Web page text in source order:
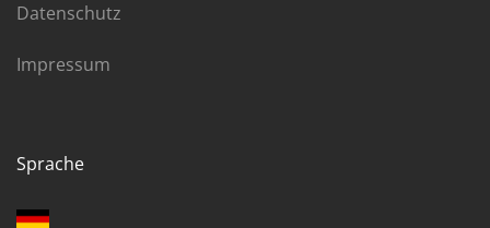
Datenschutz
Impressum
Sprache